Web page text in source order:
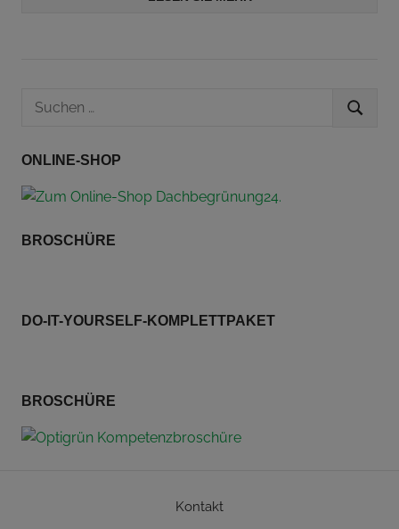
Suchen
SUCHEN
ONLINE-SHOP
BROSCHÜRE
DO-IT-YOURSELF-KOMPLETTPAKET
BROSCHÜRE
Kontakt